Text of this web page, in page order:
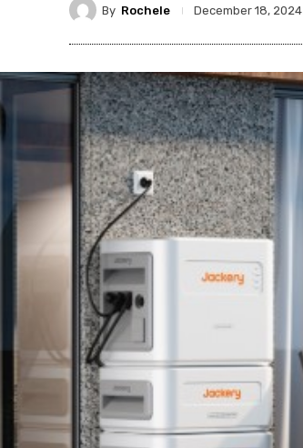
By Rochele December 18, 2024